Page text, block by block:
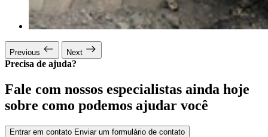
Previous Next
Precisa de ajuda?
Fale com nossos especialistas ainda hoje
sobre como podemos ajudar você
Entrar em contato Enviar um formulário de contato